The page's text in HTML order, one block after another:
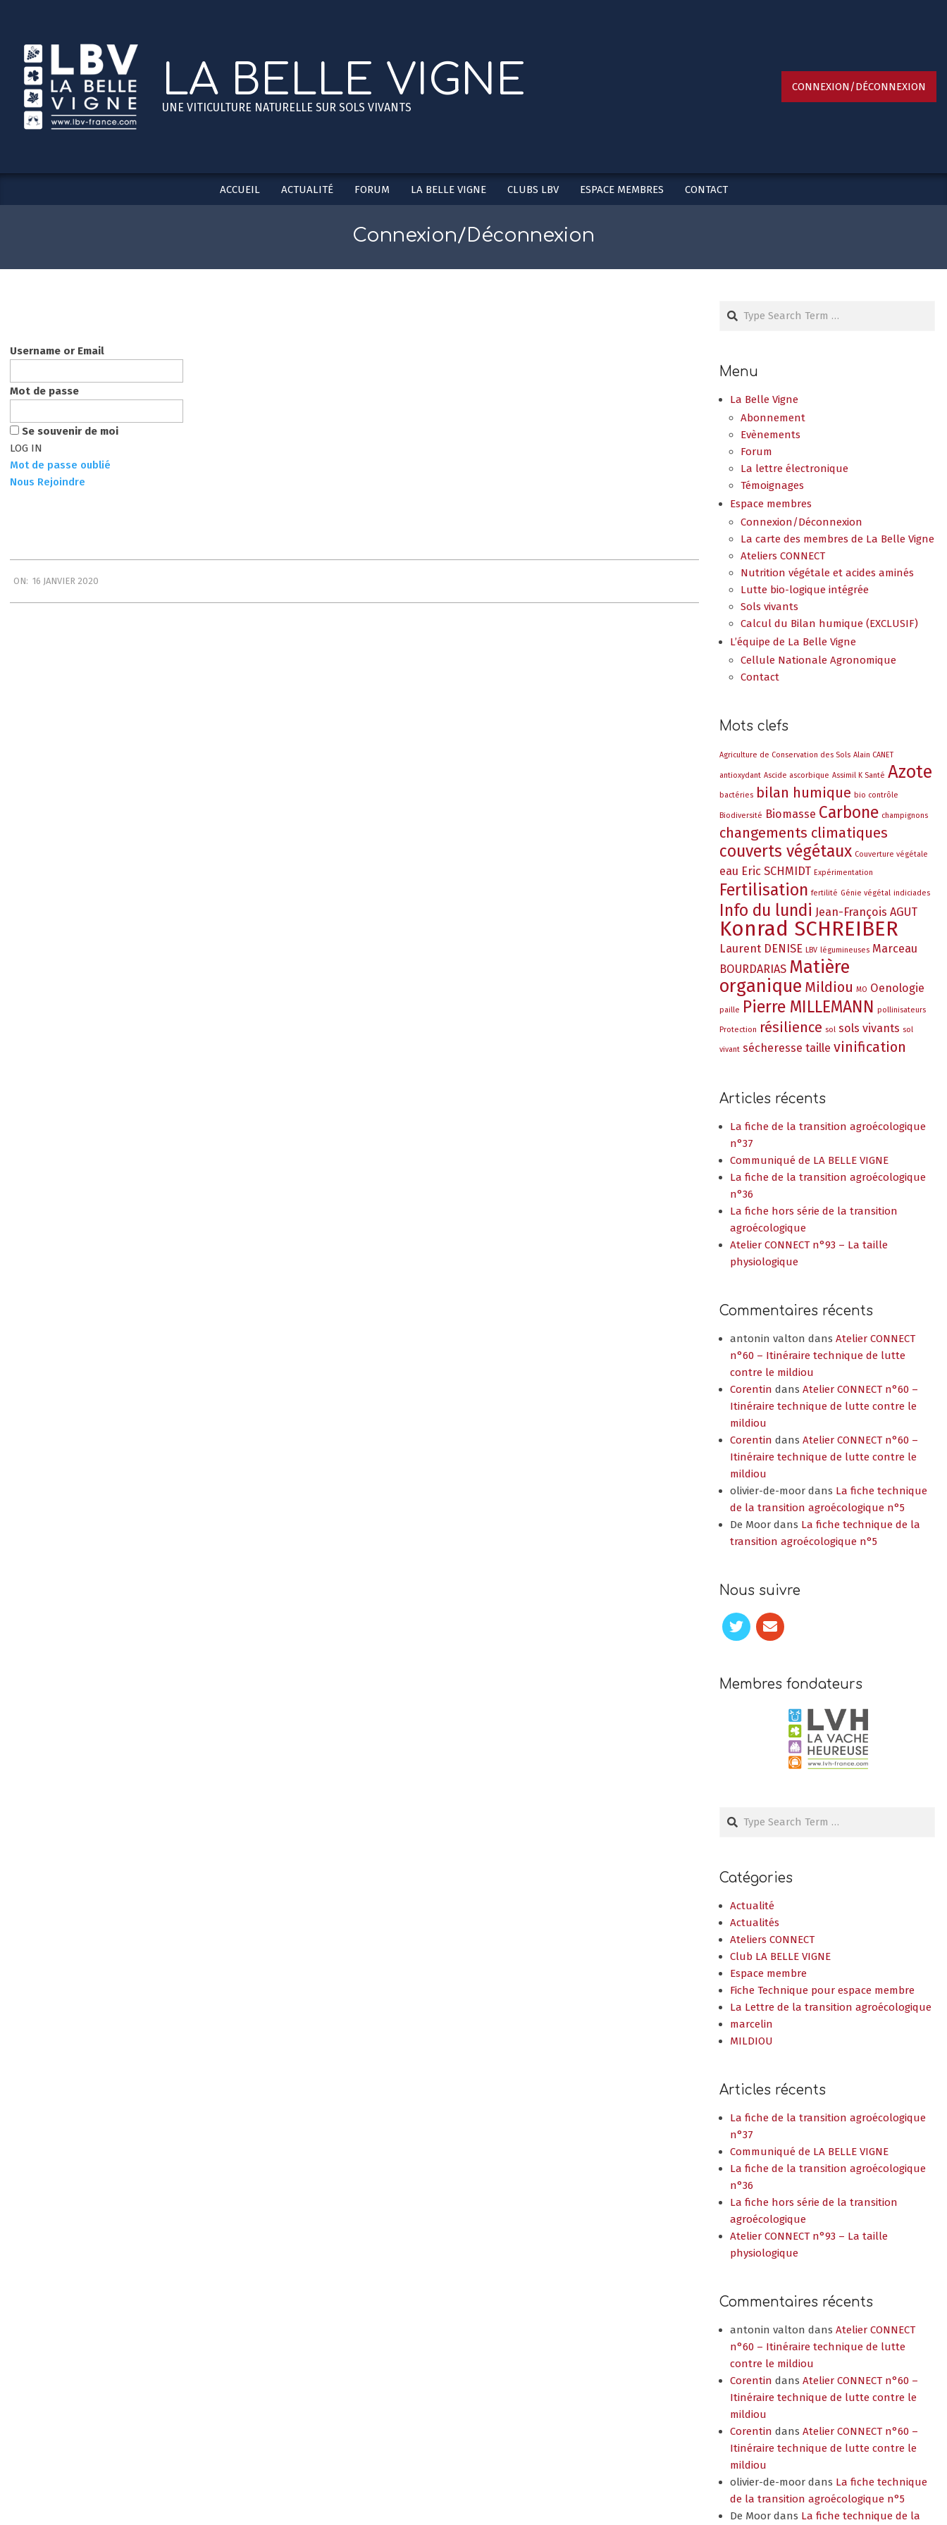
content
LA BELLE VIGNE
UNE VITICULTURE NATURELLE SUR SOLS VIVANTS
CONNEXION/DÉCONNEXION
Secondary
Menu
ACCUEIL ACTUALITÉ FORUM LA BELLE VIGNE CLUBS LBV ESPACE MEMBRES CONTACT
Connexion/Déconnexion
Username or Email
Mot de passe
Se souvenir de moi
Mot de passe oublié
Nous Rejoindre
01-
16
ON: 16 JANVIER 2020
Search
Menu
La Belle Vigne
Abonnement
Evènements
Forum
La lettre électronique
Témoignages
Espace membres
Connexion/Déconnexion
La carte des membres de La Belle Vigne
Ateliers CONNECT
Nutrition végétale et acides aminés
Lutte bio-logique intégrée
Sols vivants
Calcul du Bilan humique (EXCLUSIF)
L’équipe de La Belle Vigne
Cellule Nationale Agronomique
Contact
Mots clefs
Agriculture de Conservation des Sols Alain CANET
antioxydant Ascide ascorbique Assimil K Santé Azote
bactéries bilan humique bio contrôle
Biodiversité Biomasse Carbone champignons
changements climatiques
couverts végétaux Couverture végétale
eau Eric SCHMIDT Expérimentation
Fertilisation fertilité Génie végétal indiciades
Info du lundi Jean-François AGUT
Konrad SCHREIBER
Laurent DENISE LBV légumineuses Marceau
BOURDARIAS Matière
organique Mildiou MO Oenologie
paille Pierre MILLEMANN pollinisateurs
Protection résilience sol sols vivants sol
vivant sécheresse taille vinification
Articles récents
La fiche de la transition agroécologique
n°37
Communiqué de LA BELLE VIGNE
La fiche de la transition agroécologique
n°36
La fiche hors série de la transition
agroécologique
Atelier CONNECT n°93 – La taille
physiologique
Commentaires récents
antonin valton dans Atelier CONNECT
n°60 – Itinéraire technique de lutte
contre le mildiou
Corentin dans Atelier CONNECT n°60 –
Itinéraire technique de lutte contre le
mildiou
Corentin dans Atelier CONNECT n°60 –
Itinéraire technique de lutte contre le
mildiou
olivier-de-moor dans La fiche technique
de la transition agroécologique n°5
De Moor dans La fiche technique de la
transition agroécologique n°5
Nous suivre
Membres fondateurs
Search
Catégories
Actualité
Actualités
Ateliers CONNECT
Club LA BELLE VIGNE
Espace membre
Fiche Technique pour espace membre
La Lettre de la transition agroécologique
marcelin
MILDIOU
Articles récents
La fiche de la transition agroécologique
n°37
Communiqué de LA BELLE VIGNE
La fiche de la transition agroécologique
n°36
La fiche hors série de la transition
agroécologique
Atelier CONNECT n°93 – La taille
physiologique
Commentaires récents
antonin valton dans Atelier CONNECT
n°60 – Itinéraire technique de lutte
contre le mildiou
Corentin dans Atelier CONNECT n°60 –
Itinéraire technique de lutte contre le
mildiou
Corentin dans Atelier CONNECT n°60 –
Itinéraire technique de lutte contre le
mildiou
olivier-de-moor dans La fiche technique
de la transition agroécologique n°5
De Moor dans La fiche technique de la